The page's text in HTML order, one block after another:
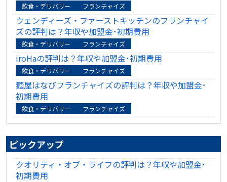
飲食・デリバリー フランチャイズ
ウェンディーズ・ファーストキッチンのフランチャイ
ズの評判は？年収や加盟金･初期費用
飲食・デリバリー フランチャイズ
iroHaの評判は？年収や加盟金･初期費用
飲食・デリバリー フランチャイズ
麺屋はなびフランチャイズの評判は？年収や加盟金･
初期費用
飲食・デリバリー フランチャイズ
ピックアップ
クオリティ・オブ・ライフの評判は？年収や加盟金･
初期費用